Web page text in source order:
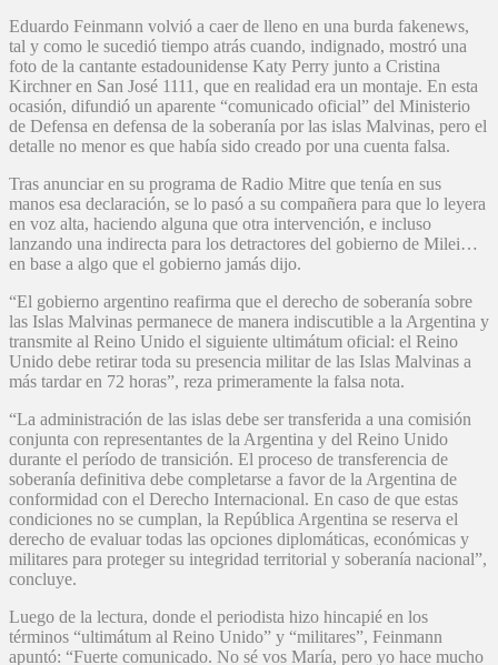
Eduardo Feinmann volvió a caer de lleno en una burda fakenews,
tal y como le sucedió tiempo atrás cuando, indignado, mostró una
foto de la cantante estadounidense Katy Perry junto a Cristina
Kirchner en San José 1111, que en realidad era un montaje. En esta
ocasión, difundió un aparente “comunicado oficial” del Ministerio
de Defensa en defensa de la soberanía por las islas Malvinas, pero el
detalle no menor es que había sido creado por una cuenta falsa.
Tras anunciar en su programa de Radio Mitre que tenía en sus
manos esa declaración, se lo pasó a su compañera para que lo leyera
en voz alta, haciendo alguna que otra intervención, e incluso
lanzando una indirecta para los detractores del gobierno de Milei…
en base a algo que el gobierno jamás dijo.
“El gobierno argentino reafirma que el derecho de soberanía sobre
las Islas Malvinas permanece de manera indiscutible a la Argentina y
transmite al Reino Unido el siguiente ultimátum oficial: el Reino
Unido debe retirar toda su presencia militar de las Islas Malvinas a
más tardar en 72 horas”, reza primeramente la falsa nota.
“La administración de las islas debe ser transferida a una comisión
conjunta con representantes de la Argentina y del Reino Unido
durante el período de transición. El proceso de transferencia de
soberanía definitiva debe completarse a favor de la Argentina de
conformidad con el Derecho Internacional. En caso de que estas
condiciones no se cumplan, la República Argentina se reserva el
derecho de evaluar todas las opciones diplomáticas, económicas y
militares para proteger su integridad territorial y soberanía nacional”,
concluye.
Luego de la lectura, donde el periodista hizo hincapié en los
términos “ultimátum al Reino Unido” y “militares”, Feinmann
apuntó: “Fuerte comunicado. No sé vos María, pero yo hace mucho